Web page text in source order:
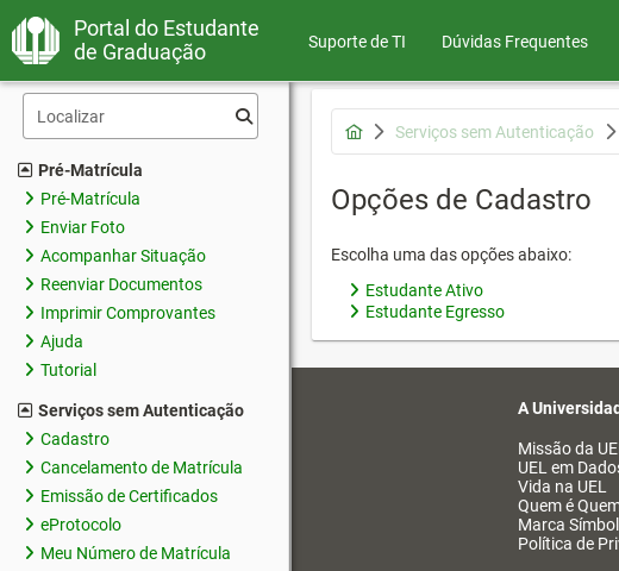
Portal do Estudante
de Graduação
Suporte de TI Dúvidas Frequentes
Pré-Matrícula
Pré-Matrícula
Enviar Foto
Acompanhar Situação
Reenviar Documentos
Imprimir Comprovantes
Ajuda
Tutorial
Serviços sem Autenticação
Cadastro
Cancelamento de Matrícula
Emissão de Certificados
eProtocolo
Meu Número de Matrícula
Serviços sem Autenticação
Opções de Cadastro
Escolha uma das opções abaixo:
Estudante Ativo
Estudante Egresso
A
Missão da
UEL em
Vida na UEL
Quem é
Marca
Política de